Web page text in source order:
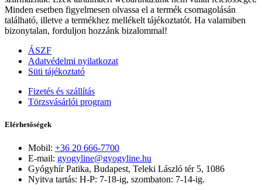
Minden esetben figyelmesen olvassa el a termék csomagolásán
található, illetve a termékhez mellékelt tájékoztatót. Ha valamiben
bizonytalan, forduljon hozzánk bizalommal!
ÁSZF
Adatvédelmi nyilatkozat
Süti tájékoztató
Fizetés és szállítás
Törzsvásárlói program
Elérhetőségek
Mobil: +36 20 666-7700
E-mail: gyogyline@gyogyline.hu
Gyógyhír Patika, Budapest, Teleki László tér 5, 1086
Nyitva tartás: H-P: 7-18-ig, szombaton: 7-14-ig.